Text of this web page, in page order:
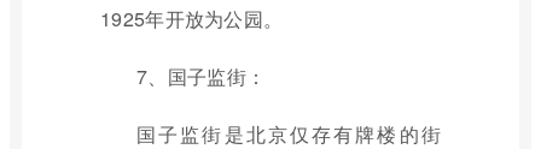
1925年开放为公园。
7、国子监街：
国子监街是北京仅存有牌楼的街